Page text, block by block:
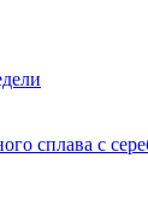
сплава с